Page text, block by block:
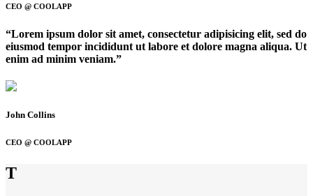
CEO @ COOLAPP
“Lorem ipsum dolor sit amet, consectetur adipisicing elit, sed do
eiusmod tempor incididunt ut labore et dolore magna aliqua. Ut
enim ad minim veniam.”
John Collins
CEO @ COOLAPP
T